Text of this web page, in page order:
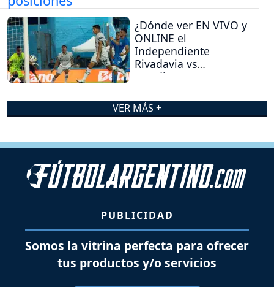
¿Dónde ver EN VIVO y
ONLINE el
Independiente
Rivadavia vs
Estudiantes (RC)?
VER MÁS +
PUBLICIDAD
Somos la vitrina perfecta para ofrecer
tus productos y/o servicios